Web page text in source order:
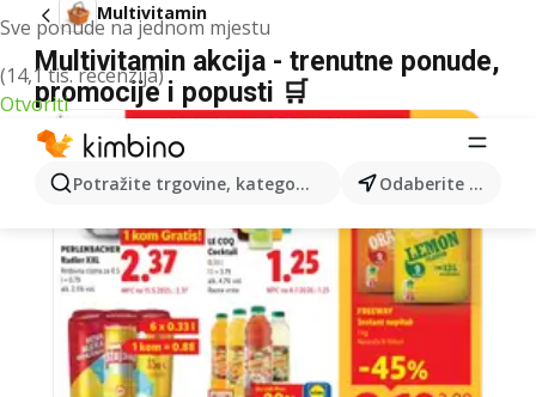
Sve ponude na jednom mjestu
(14,1 tis. recenzija)
Otvoriti
Potražite trgovine, kategorije, proizvode... Odaberite grad
Multivitamin
Multivitamin akcija - trenutne ponude,
promocije i popusti 🛒